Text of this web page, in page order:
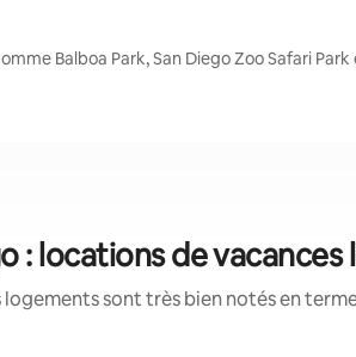
Balboa Park, San Diego Zoo Safari Park
: locations de
logements sont très bien notés en